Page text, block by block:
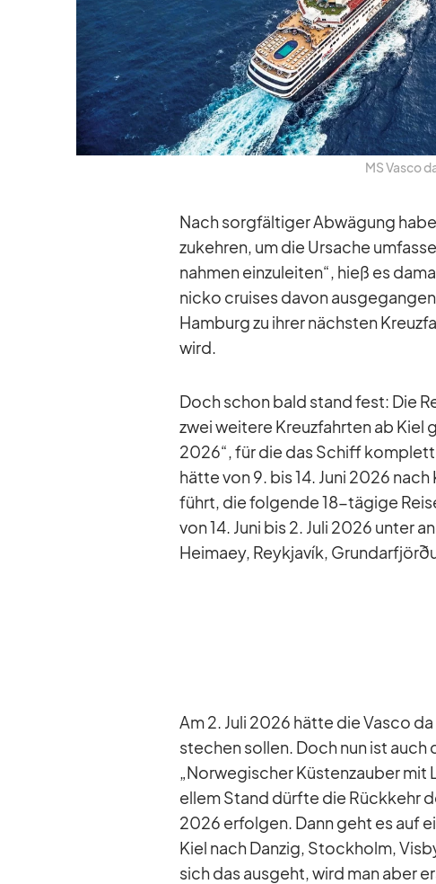
MS Vasco
Nach sorg­fäl­ti­ger Ab­wä­gung
zu­keh­ren, um die Ur­sa­che
nah­men ein­zu­lei­ten“, hieß es
nicko crui­ses da­von
Ham­burg zu ih­rer nächs­ten
wird.
Doch schon bald stand fest: Die
zwei wei­tere Kreuz­fahr­ten ab Kiel
2026“, für die das Schiff
hätte von 9. bis 14. Juni 2026
führt, die fol­gende 18-tä­gige
von 14. Juni bis 2. Juli 2026 un­ter
Hei­maey, Reykja­vík,
Am 2. Juli 2026 hätte die Vasco
ste­chen sol­len. Doch nun ist
„Nor­we­gi­scher Küs­ten­zau­ber
el­lem Stand dürfte die Rück­kehr
2026 er­fol­gen. Dann geht es auf
Kiel nach Dan­zig, Stock­holm,
sich das aus­geht, wird man aber